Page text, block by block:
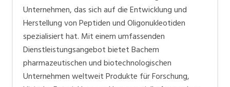
chemistry and organic synthesis (technology
leadership) Efficient manufacturing processes (cost
leadership) Bachem sets industry standards With
headquarters in Bubendorf, Switzerland and affiliates
in Europe and the US, Bachem works on a global scale
and holds a leading position in the field of peptides.
Unternehmen, das sich auf die Entwicklung und
Herstellung von Peptiden und Oligonukleotiden
spezialisiert hat. Mit einem umfassenden
Dienstleistungsangebot bietet Bachem
pharmazeutischen und biotechnologischen
Unternehmen weltweit Produkte für Forschung,